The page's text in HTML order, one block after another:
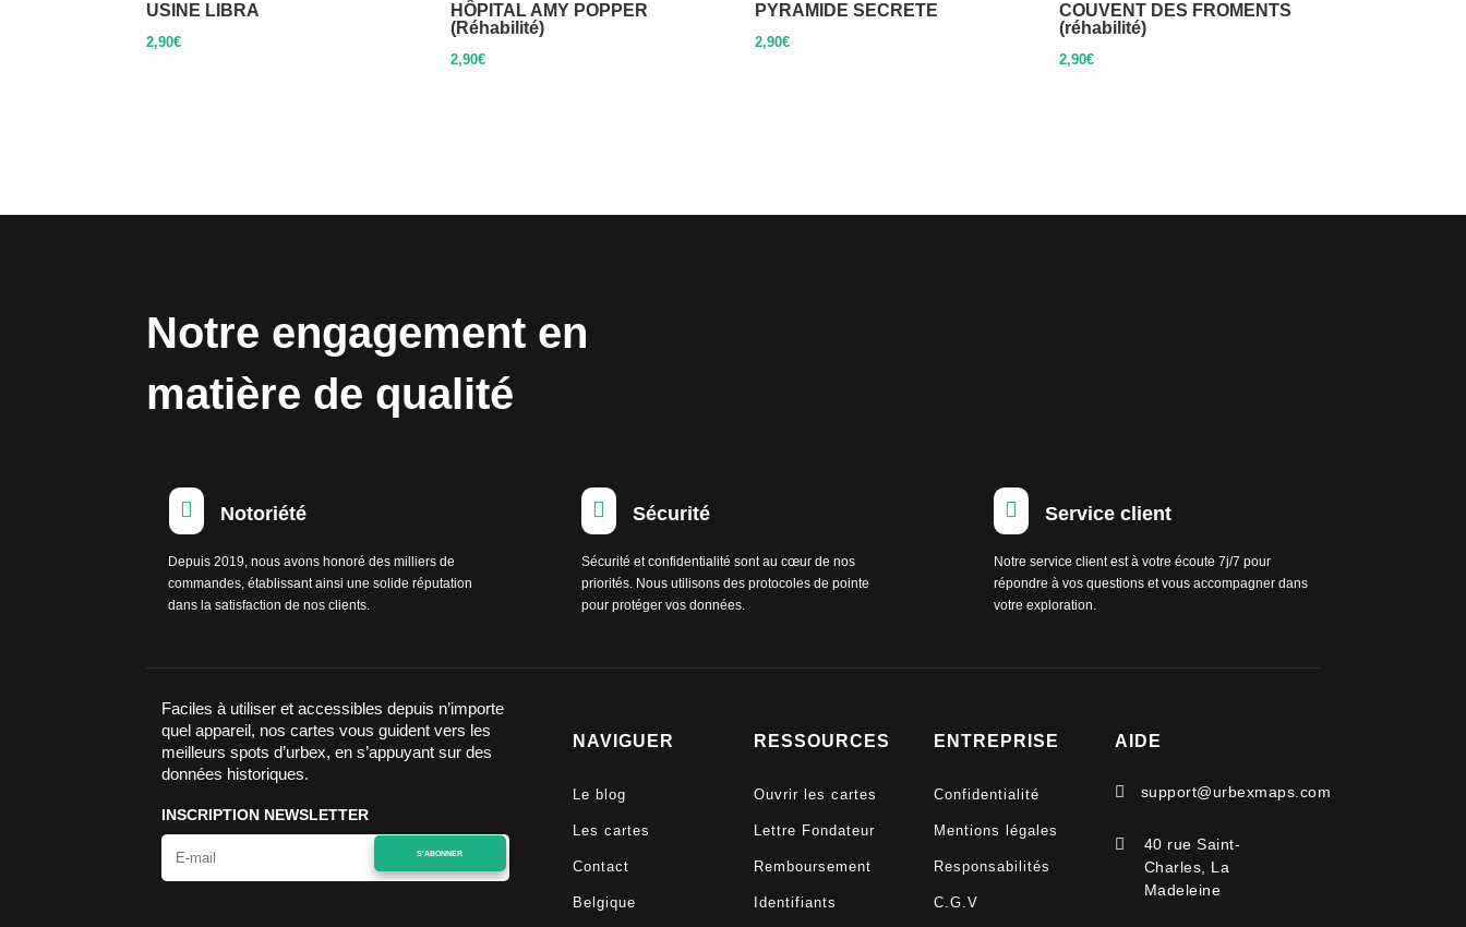
USINE LIBRA
2,90€
HÔPITAL AMY POPPER
(Réhabilité)
2,90€
PYRAMIDE SECRETE
2,90€
COUVENT DES FROMENTS
(réhabilité)
2,90€
Notre engagement en
matière de qualité
 Notoriété
Depuis 2019, nous avons honoré des milliers de
commandes, établissant ainsi une solide réputation
dans la satisfaction de nos clients.
 Sécurité
Sécurité et confidentialité sont au cœur de nos
priorités. Nous utilisons des protocoles de pointe
pour protéger vos données.
 Service client
Notre service client est à votre écoute 7j/7 pour
répondre à vos questions et vous accompagner dans
votre exploration.
Faciles à utiliser et accessibles depuis n’importe
quel appareil, nos cartes vous guident vers les
meilleurs spots d’urbex, en s’appuyant sur des
données historiques.
INSCRIPTION NEWSLETTER
S'ABONNER
NAVIGUER
Le blog
Les cartes
Contact
Belgique
RESSOURCES
Ouvrir les cartes
Lettre Fondateur
Remboursement
Identifiants
ENTREPRISE
Confidentialité
Mentions légales
Responsabilités
C.G.V
AIDE
 support@urbexmaps.com

40 rue Saint-
Charles, La
Madeleine